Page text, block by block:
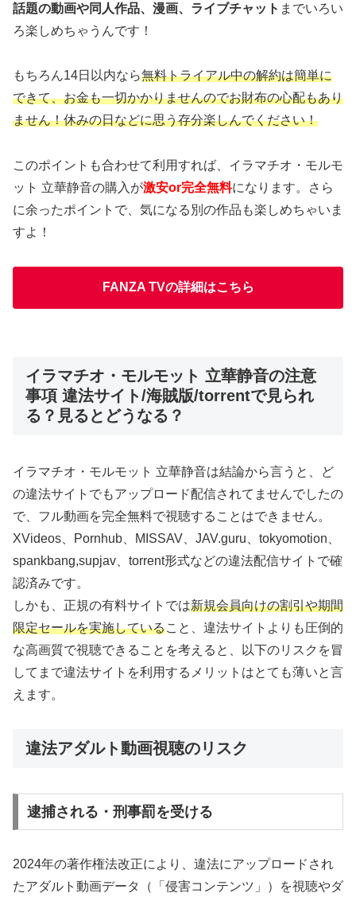
話題の動画や同人作品、漫画、ライブチャット までいろい
ろ楽しめちゃうんです！
もちろん14日以内なら無料トライアル中の解約は簡単に
できて、お金も一切かかりませんのでお財布の心配もあり
ません！休みの日などに思う存分楽しんでください！
このポイントも合わせて利用すれば、イラマチオ・モルモ
ット 立華静音の購入が激安or完全無料になります。さら
に余ったポイントで、気になる別の作品も楽しめちゃいま
すよ！
FANZA TVの詳細はこちら
イラマチオ・モルモット 立華静音の注意
事項 違法サイト/海賊版/torrentで見られ
る？見るとどうなる？
イラマチオ・モルモット 立華静音は結論から言うと、ど
の違法サイトでもアップロード配信されてませんでしたの
で、フル動画を完全無料で視聴することはできません。
XVideos、Pornhub、MISSAV、JAV.guru、tokyomotion、
spankbang,supjav、torrent形式などの違法配信サイトで確
認済みです。
しかも、正規の有料サイトでは新規会員向けの割引や期間
限定セールを実施していること、違法サイトよりも圧倒的
な高画質で視聴できることを考えると、以下のリスクを冒
してまで違法サイトを利用するメリットはとても薄いと言
えます。
違法アダルト動画視聴のリスク
逮捕される・刑事罰を受ける
2024年の著作権法改正により、違法にアップロードされ
たアダルト動画データ（「侵害コンテンツ」）を視聴やダ